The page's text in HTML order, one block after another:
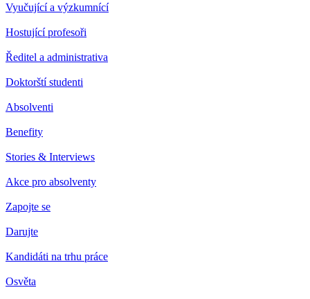
Vyučující a výzkumnící
Hostující profesoři
Ředitel a administrativa
Doktorští studenti
Absolventi
Benefity
Stories & Interviews
Akce pro absolventy
Zapojte se
Darujte
Kandidáti na trhu práce
Osvěta